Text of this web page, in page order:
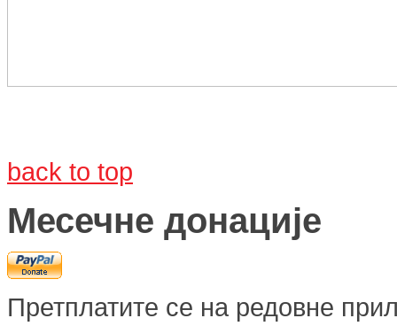
back to top
Месечне донације
Претплатите се на редовне